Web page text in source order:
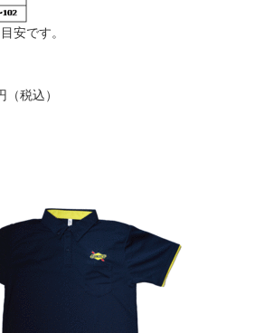
安です。
税込）